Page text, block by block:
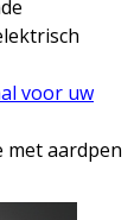
voor uw
met aardpen